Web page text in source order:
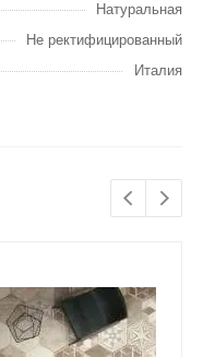
Натуральная
Не ректифицированный
Италия